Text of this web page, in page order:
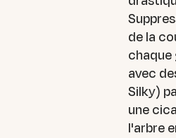
de la
chaque
avec
Silky)
une
l'arbre